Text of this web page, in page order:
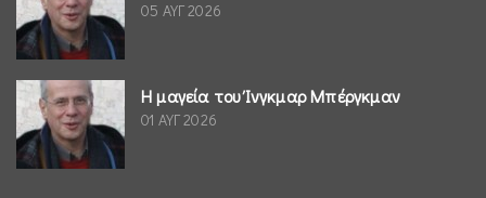
05 ΑΥΓ 2026
Η μαγεία του Ίνγκμαρ Μπέργκμαν
01 ΑΥΓ 2026